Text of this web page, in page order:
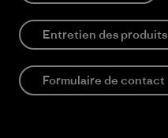
Entretien des produits
Formulaire de contact